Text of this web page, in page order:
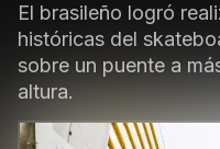
El brasileño logró
históricas del
sobre un puente a
altura.